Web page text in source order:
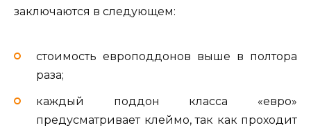
заключаются в следующем:
стоимость европоддонов выше в полтора
раза;
каждый поддон класса «евро»
предусматривает клеймо, так как проходит